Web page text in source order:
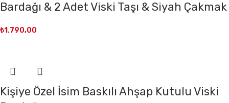
Bardağı & 2 Adet Viski Taşı & Siyah Çakmak
₺1.790,00
Kişiye Özel İsim Baskılı Ahşap Kutulu Viski